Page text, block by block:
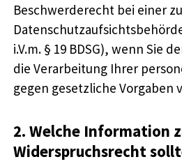
Beschwerderecht bei einer
i.V.m. § 19 BDSG), wenn Sie
die Verarbeitung Ihrer
gegen gesetzliche Vorgaben
2. Welche Information
Widerspruchsrecht